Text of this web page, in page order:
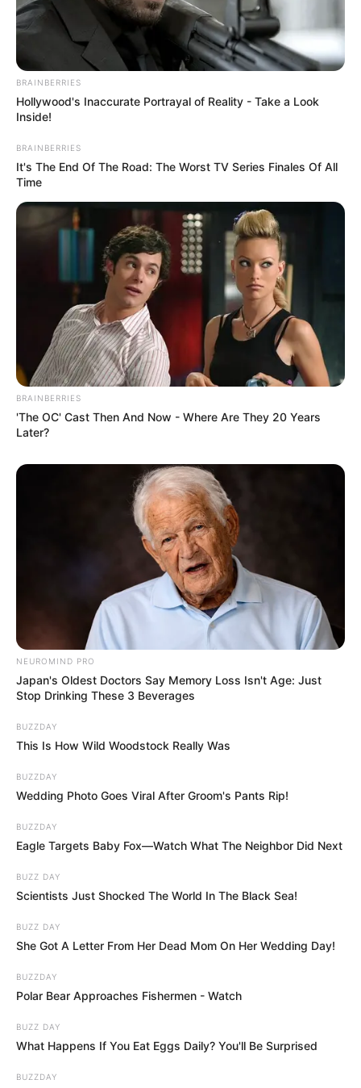
BRAINBERRIES
Hollywood's Inaccurate Portrayal of Reality - Take a Look
Inside!
BRAINBERRIES
It's The End Of The Road: The Worst TV Series Finales Of All
Time
BRAINBERRIES
'The OC' Cast Then And Now - Where Are They 20 Years
Later?
NEUROMIND PRO
Japan's Oldest Doctors Say Memory Loss Isn't Age: Just
Stop Drinking These 3 Beverages
BUZZDAY
This Is How Wild Woodstock Really Was
BUZZDAY
Wedding Photo Goes Viral After Groom's Pants Rip!
BUZZDAY
Eagle Targets Baby Fox—Watch What The Neighbor Did Next
BUZZ DAY
Scientists Just Shocked The World In The Black Sea!
BUZZ DAY
She Got A Letter From Her Dead Mom On Her Wedding Day!
BUZZDAY
Polar Bear Approaches Fishermen - Watch
BUZZ DAY
What Happens If You Eat Eggs Daily? You'll Be Surprised
BUZZDAY